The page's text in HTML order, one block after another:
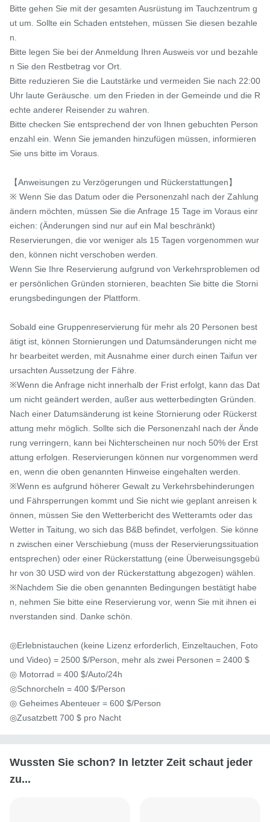
Bitte gehen Sie mit der gesamten Ausrüstung im Tauchzentrum g
ut um. Sollte ein Schaden entstehen, müssen Sie diesen bezahle
n.
Bitte legen Sie bei der Anmeldung Ihren Ausweis vor und bezahle
n Sie den Restbetrag vor Ort.
Bitte reduzieren Sie die Lautstärke und vermeiden Sie nach 22:00
Uhr laute Geräusche. um den Frieden in der Gemeinde und die R
echte anderer Reisender zu wahren.
Bitte checken Sie entsprechend der von Ihnen gebuchten Person
enzahl ein. Wenn Sie jemanden hinzufügen müssen, informieren
Sie uns bitte im Voraus.
【Anweisungen zu Verzögerungen und Rückerstattungen】
※ Wenn Sie das Datum oder die Personenzahl nach der Zahlung
ändern möchten, müssen Sie die Anfrage 15 Tage im Voraus einr
eichen: (Änderungen sind nur auf ein Mal beschränkt)
Reservierungen, die vor weniger als 15 Tagen vorgenommen wur
den, können nicht verschoben werden.
Wenn Sie Ihre Reservierung aufgrund von Verkehrsproblemen od
er persönlichen Gründen stornieren, beachten Sie bitte die Storni
erungsbedingungen der Plattform.
Sobald eine Gruppenreservierung für mehr als 20 Personen best
ätigt ist, können Stornierungen und Datumsänderungen nicht me
hr bearbeitet werden, mit Ausnahme einer durch einen Taifun ver
ursachten Aussetzung der Fähre.
※Wenn die Anfrage nicht innerhalb der Frist erfolgt, kann das Dat
um nicht geändert werden, außer aus wetterbedingten Gründen.
Nach einer Datumsänderung ist keine Stornierung oder Rückerst
attung mehr möglich. Sollte sich die Personenzahl nach der Ände
rung verringern, kann bei Nichterscheinen nur noch 50% der Erst
attung erfolgen. Reservierungen können nur vorgenommen werd
en, wenn die oben genannten Hinweise eingehalten werden.
※Wenn es aufgrund höherer Gewalt zu Verkehrsbehinderungen
und Fährsperrungen kommt und Sie nicht wie geplant anreisen k
önnen, müssen Sie den Wetterbericht des Wetteramts oder das
Wetter in Taitung, wo sich das B&B befindet, verfolgen. Sie könne
n zwischen einer Verschiebung (muss der Reservierungssituation
entsprechen) oder einer Rückerstattung (eine Überweisungsgebü
hr von 30 USD wird von der Rückerstattung abgezogen) wählen.
※Nachdem Sie die oben genannten Bedingungen bestätigt habe
n, nehmen Sie bitte eine Reservierung vor, wenn Sie mit ihnen ei
nverstanden sind. Danke schön.
◎Erlebnistauchen (keine Lizenz erforderlich, Einzeltauchen, Foto
und Video) = 2500 $/Person, mehr als zwei Personen = 2400 $
◎ Motorrad = 400 $/Auto/24h
◎Schnorcheln = 400 $/Person
◎ Geheimes Abenteuer = 600 $/Person
◎Zusatzbett 700 $ pro Nacht
Wussten Sie schon? In letzter Zeit schaut jeder
zu...